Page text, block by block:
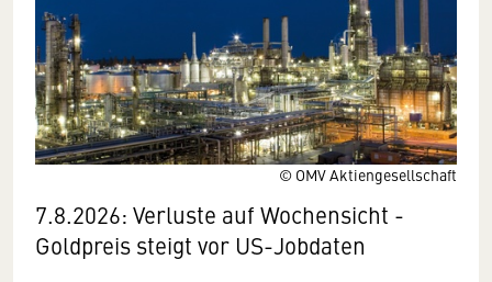
© OMV Aktiengesellschaft
7.8.2026: Verluste auf Wochensicht -
Goldpreis steigt vor US-Jobdaten